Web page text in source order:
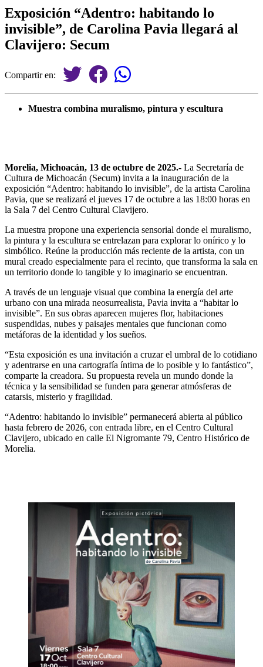
Exposición “Adentro: habitando lo
invisible”, de Carolina Pavia llegará al
Clavijero: Secum
Compartir en:
Muestra combina muralismo, pintura y escultura
Morelia, Michoacán, 13 de octubre de 2025.- La Secretaría de
Cultura de Michoacán (Secum) invita a la inauguración de la
exposición “Adentro: habitando lo invisible”, de la artista Carolina
Pavia, que se realizará el jueves 17 de octubre a las 18:00 horas en
la Sala 7 del Centro Cultural Clavijero.
La muestra propone una experiencia sensorial donde el muralismo,
la pintura y la escultura se entrelazan para explorar lo onírico y lo
simbólico. Reúne la producción más reciente de la artista, con un
mural creado especialmente para el recinto, que transforma la sala en
un territorio donde lo tangible y lo imaginario se encuentran.
A través de un lenguaje visual que combina la energía del arte
urbano con una mirada neosurrealista, Pavia invita a “habitar lo
invisible”. En sus obras aparecen mujeres flor, habitaciones
suspendidas, nubes y paisajes mentales que funcionan como
metáforas de la identidad y los sueños.
“Esta exposición es una invitación a cruzar el umbral de lo cotidiano
y adentrarse en una cartografía íntima de lo posible y lo fantástico”,
comparte la creadora. Su propuesta revela un mundo donde la
técnica y la sensibilidad se funden para generar atmósferas de
catarsis, misterio y fragilidad.
“Adentro: habitando lo invisible” permanecerá abierta al público
hasta febrero de 2026, con entrada libre, en el Centro Cultural
Clavijero, ubicado en calle El Nigromante 79, Centro Histórico de
Morelia.